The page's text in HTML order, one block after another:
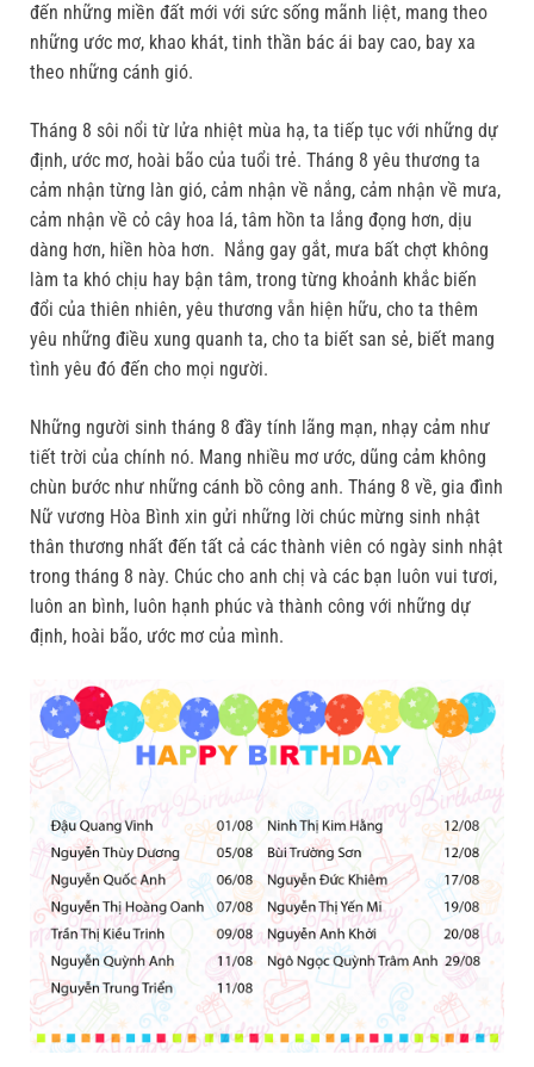
đến những miền đất mới với sức sống mãnh liệt, mang theo
những ước mơ, khao khát, tinh thần bác ái bay cao, bay xa
theo những cánh gió.
Tháng 8 sôi nổi từ lửa nhiệt mùa hạ, ta tiếp tục với những dự
định, ước mơ, hoài bão của tuổi trẻ. Tháng 8 yêu thương ta
cảm nhận từng làn gió, cảm nhận về nắng, cảm nhận về mưa,
cảm nhận về cỏ cây hoa lá, tâm hồn ta lắng đọng hơn, dịu
dàng hơn, hiền hòa hơn. Nắng gay gắt, mưa bất chợt không
làm ta khó chịu hay bận tâm, trong từng khoảnh khắc biến
đổi của thiên nhiên, yêu thương vẫn hiện hữu, cho ta thêm
yêu những điều xung quanh ta, cho ta biết san sẻ, biết mang
tình yêu đó đến cho mọi người.
Những người sinh tháng 8 đầy tính lãng mạn, nhạy cảm như
tiết trời của chính nó. Mang nhiều mơ ước, dũng cảm không
chùn bước như những cánh bồ công anh. Tháng 8 về, gia đình
Nữ vương Hòa Bình xin gửi những lời chúc mừng sinh nhật
thân thương nhất đến tất cả các thành viên có ngày sinh nhật
trong tháng 8 này. Chúc cho anh chị và các bạn luôn vui tươi,
luôn an bình, luôn hạnh phúc và thành công với những dự
định, hoài bão, ước mơ của mình.